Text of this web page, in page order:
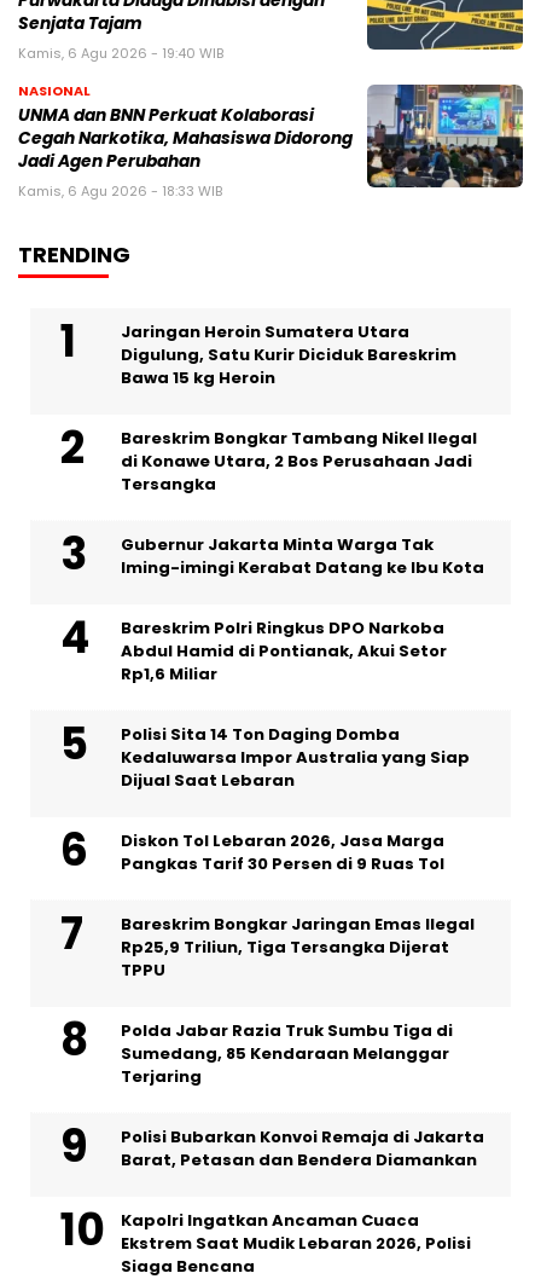
Senjata Tajam
Kamis, 6 Agu 2026 - 19:40 WIB
NASIONAL
UNMA dan BNN Perkuat Kolaborasi
Cegah Narkotika, Mahasiswa Didorong
Jadi Agen Perubahan
Kamis, 6 Agu 2026 - 18:33 WIB
TRENDING
Jaringan Heroin Sumatera Utara
Digulung, Satu Kurir Diciduk Bareskrim
Bawa 15 kg Heroin
Bareskrim Bongkar Tambang Nikel Ilegal
di Konawe Utara, 2 Bos Perusahaan Jadi
Tersangka
Gubernur Jakarta Minta Warga Tak
Iming-imingi Kerabat Datang ke Ibu Kota
Bareskrim Polri Ringkus DPO Narkoba
Abdul Hamid di Pontianak, Akui Setor
Rp1,6 Miliar
Polisi Sita 14 Ton Daging Domba
Kedaluwarsa Impor Australia yang Siap
Dijual Saat Lebaran
Diskon Tol Lebaran 2026, Jasa Marga
Pangkas Tarif 30 Persen di 9 Ruas Tol
Bareskrim Bongkar Jaringan Emas Ilegal
Rp25,9 Triliun, Tiga Tersangka Dijerat
TPPU
Polda Jabar Razia Truk Sumbu Tiga di
Sumedang, 85 Kendaraan Melanggar
Terjaring
Polisi Bubarkan Konvoi Remaja di Jakarta
Barat, Petasan dan Bendera Diamankan
Kapolri Ingatkan Ancaman Cuaca
Ekstrem Saat Mudik Lebaran 2026, Polisi
Siaga Bencana